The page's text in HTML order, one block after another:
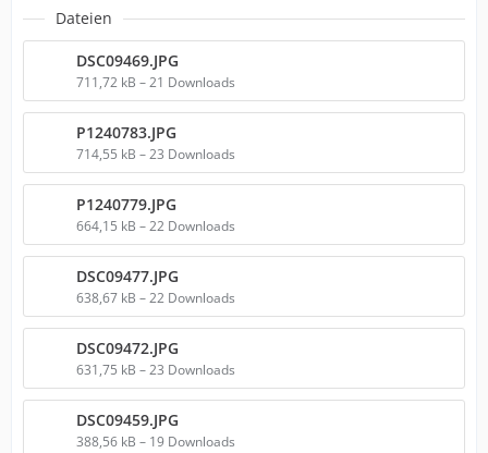
Dateien
DSC09469.JPG
711,72 kB – 21 Downloads
P1240783.JPG
714,55 kB – 23 Downloads
P1240779.JPG
664,15 kB – 22 Downloads
DSC09477.JPG
638,67 kB – 22 Downloads
DSC09472.JPG
631,75 kB – 23 Downloads
DSC09459.JPG
388,56 kB – 19 Downloads